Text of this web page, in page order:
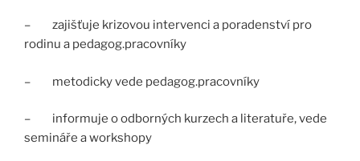
– zajišťuje krizovou intervenci a poradenství pro
rodinu a pedagog.pracovníky
– metodicky vede pedagog.pracovníky
– informuje o odborných kurzech a literatuře, vede
semináře a workshopy